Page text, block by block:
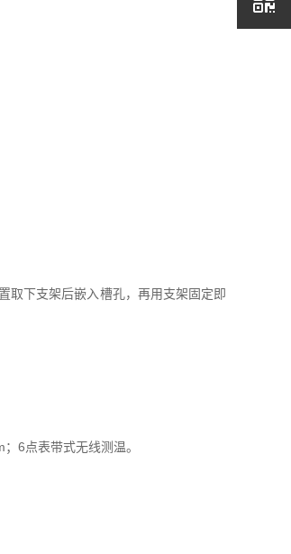
取下支架后嵌入槽孔，再用支架固定即
6点表带式无线测温。